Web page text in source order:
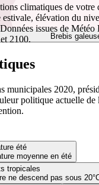
Brebis
été
moyenne en été
tropicales
ne descend pas sous
climatiques de votre
élévation du
Données issues de
2100.
municipales 2020,
politique actuelle de